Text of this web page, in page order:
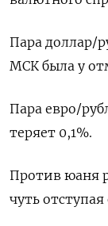
Пара доллар/
МСК была у
Пара евро/
теряет 0,1%.
Против юаня
чуть